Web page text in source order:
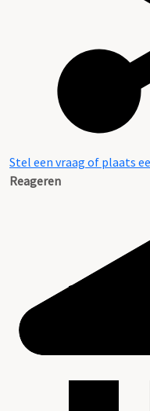
Stel een vraag of plaats
Reageren